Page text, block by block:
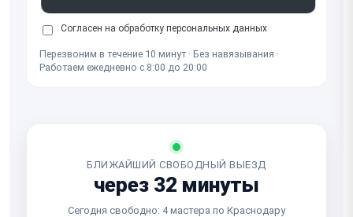
Согласен на обработку персональных данных
Перезвоним в течение 10 минут · Без навязывания ·
Работаем ежедневно с 8:00 до 20:00
БЛИЖАЙШИЙ СВОБОДНЫЙ ВЫЕЗД
через 32 минуты
Сегодня свободно: 4 мастера по Краснодару